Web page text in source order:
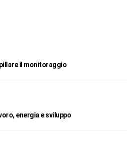
il monitoraggio
energia e sviluppo